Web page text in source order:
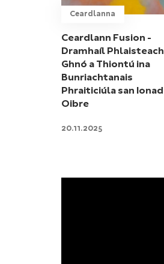
Ceardlanna
Ceardlann Fusion -
Dramhaíl Phlaisteach
Ghnó a Thiontú ina
Bunriachtanais
Phraiticiúla san Ionad
Oibre
20.11.2025